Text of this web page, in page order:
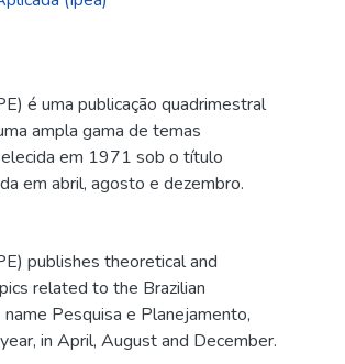
é uma publicação quadrimestral
ampla gama de temas
em 1971 sob o título
em abril, agosto e dezembro.
publishes theoretical and
related to the Brazilian
Pesquisa e Planejamento,
in April, August and December.